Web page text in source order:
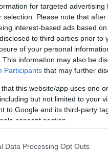
for targeted
selection. Please note that
interest-based ads based
to third parties prior
of your personal
This information may also be
Participants that may further
that this website/app uses one
but not limited to your
to Google and its third-party
consent section.
Data Processing Opt Outs
calcoli il seguente: \[
limite dato ricade in
la funzione ad